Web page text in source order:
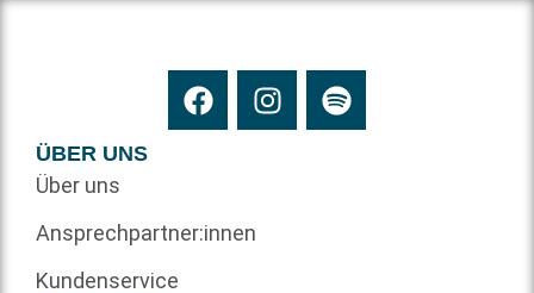
ÜBER UNS
Über uns
Ansprechpartner:innen
Kundenservice